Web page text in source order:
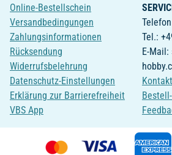
Online-Bestellschein
Versandbedingungen
Zahlungsinformationen
Rücksendung
Widerrufsbelehrung
Datenschutz-Einstellungen
Erklärung zur Barrierefreiheit
VBS App
Tel.:
E-Mail: